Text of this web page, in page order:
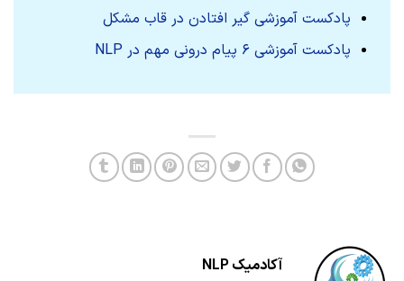
پادکست آموزشی گیر افتادن در قاب مشکل
پادکست آموزشی ۶ پیام درونی مهم در NLP
آکادمیک NLP